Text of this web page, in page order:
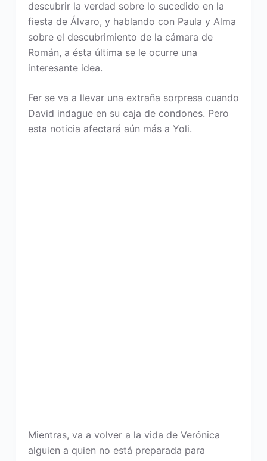
descubrir la verdad sobre lo sucedido en la
fiesta de Álvaro, y hablando con Paula y Alma
sobre el descubrimiento de la cámara de
Román, a ésta última se le ocurre una
interesante idea.
Fer se va a llevar una extraña sorpresa cuando
David indague en su caja de condones. Pero
esta noticia afectará aún más a Yoli.
Mientras, va a volver a la vida de Verónica
alguien a quien no está preparada para